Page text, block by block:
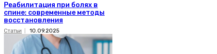
Реабилитация при болях в
спине: современные методы
восстановления
Статьи 10.09.2025